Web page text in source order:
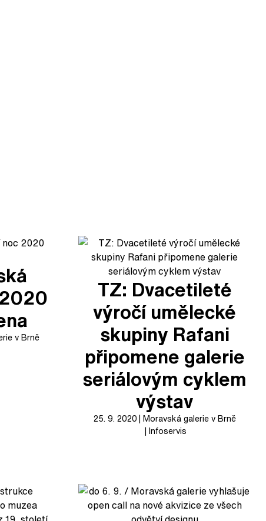
v Brně
TZ: Dvacetileté
výročí umělecké
skupiny Rafani
připomene galerie
seriálovým cyklem
výstav
25. 9. 2020 Moravská galerie v Brně
Infoservis